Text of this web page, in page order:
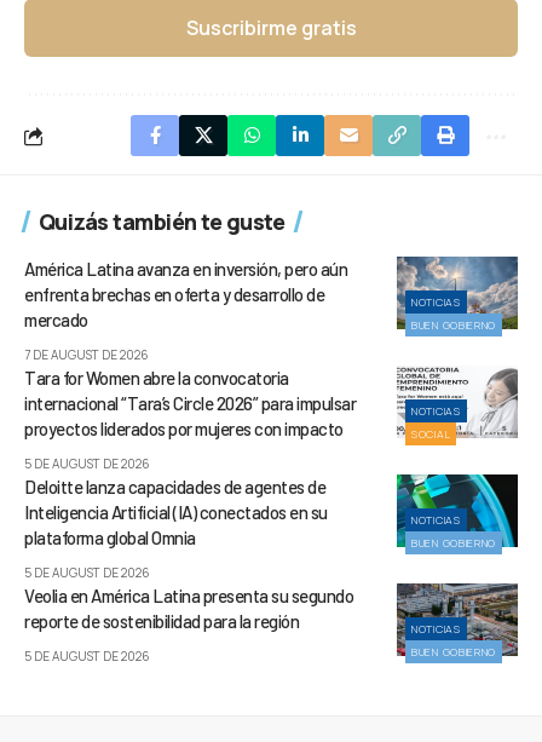
Suscribirme gratis
Quizás también te guste
NOTICIAS
BUEN GOBIERNO
América Latina avanza en inversión, pero aún
enfrenta brechas en oferta y desarrollo de
mercado
7 DE AUGUST DE 2026
NOTICIAS
SOCIAL
Tara for Women abre la convocatoria
internacional “Tara’s Circle 2026” para impulsar
proyectos liderados por mujeres con impacto
5 DE AUGUST DE 2026
NOTICIAS
BUEN GOBIERNO
Deloitte lanza capacidades de agentes de
Inteligencia Artificial (IA) conectados en su
plataforma global Omnia
5 DE AUGUST DE 2026
NOTICIAS
BUEN GOBIERNO
Veolia en América Latina presenta su segundo
reporte de sostenibilidad para la región
5 DE AUGUST DE 2026